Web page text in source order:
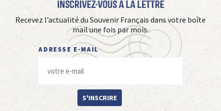
Inscrivez-vous à La Lettre
Recevez l’actualité du Souvenir Français dans votre boîte
mail une fois par mois.
ADRESSE E-MAIL
S'INSCRIRE